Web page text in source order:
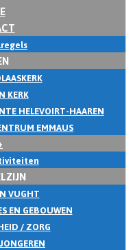
KERK
HELEVOIRT-HAAREN
EMMAUS
VUGHT
EN GEBOUWEN
/ ZORG